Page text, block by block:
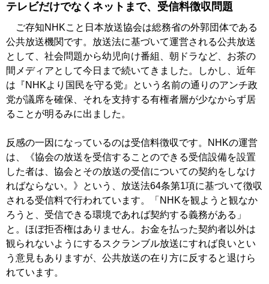
テレビだけでなくネットまで、受信料徴収問題
ご存知NHKこと日本放送協会は総務省の外郭団体である
公共放送機関です。放送法に基づいて運営される公共放送
として、社会問題から幼児向け番組、朝ドラなど、お茶の
間メディアとして今日まで続いてきました。しかし、近年
は『NHKより国民を守る党』という名前の通りのアンチ政
党が議席を確保、それを支持する有権者層が少なからず居
ることが明るみに出ました。
反感の一因になっているのは受信料徴収です。NHKの運営
は、《協会の放送を受信することのできる受信設備を設置
した者は、協会とその放送の受信についての契約をしなけ
ればならない。》という、放送法64条第1項に基づいて徴収
される受信料で行われています。「NHKを観ようと観なか
ろうと、受信できる環境であれば契約する義務がある」
と。ほぼ拒否権はありません。お金を払った契約者以外は
観られないようにするスクランブル放送にすれば良いとい
う意見もありますが、公共放送の在り方に反すると退けら
れています。